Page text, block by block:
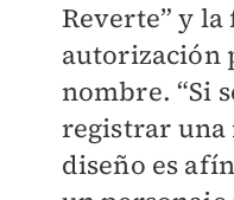
Reverte” y la
autorización
nombre. “Si
registrar una
diseño es